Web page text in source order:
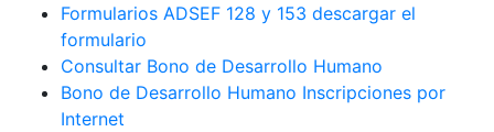
Formularios ADSEF 128 y 153 descargar el
formulario
Consultar Bono de Desarrollo Humano
Bono de Desarrollo Humano Inscripciones por
Internet